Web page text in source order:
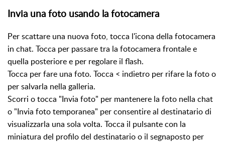
Invia una foto usando la fotocamera
Per scattare una nuova foto, tocca l'icona della fotocamera
in chat. Tocca per passare tra la fotocamera frontale e
quella posteriore e per regolare il flash.
Tocca per fare una foto. Tocca < indietro per rifare la foto o
per salvarla nella galleria.
Scorri o tocca "Invia foto" per mantenere la foto nella chat
o "Invia foto temporanea" per consentire al destinatario di
visualizzarla una sola volta. Tocca il pulsante con la
miniatura del profilo del destinatario o il segnaposto per